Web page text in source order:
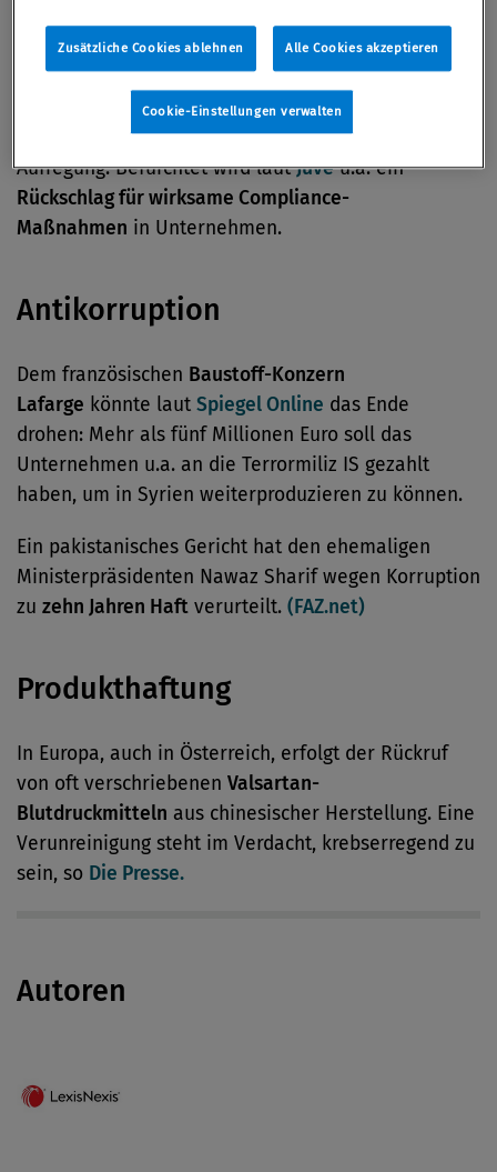
Compliance-Testeiner Anwaltskanzlei zum
Mitmachen.
Ein aktuelles Urteil des Verfassungsgerichtshofs in
Deutschland sorgt unter Anwaltskanzleien für
Aufregung. Befürchtet wird lautJuveu.a. ein
Rückschlag für wirksame Compliance-
Maßnahmen in Unternehmen.
Antikorruption
Dem französischen Baustoff-Konzern
Lafarge könnte laut Spiegel Online das Ende
drohen: Mehr als fünf Millionen Euro soll das
Unternehmen u.a. an die Terrormiliz IS gezahlt
haben, um in Syrien weiterproduzieren zu können.
Ein pakistanisches Gericht hat den ehemaligen
Ministerpräsidenten Nawaz Sharif wegen Korruption
zu zehn Jahren Haft verurteilt. (FAZ.net)
Produkthaftung
In Europa, auch in Österreich, erfolgt der Rückruf
von oft verschriebenen Valsartan-
Blutdruckmitteln aus chinesischer Herstellung. Eine
Verunreinigung steht im Verdacht, krebserregend zu
sein, so Die Presse.
Autoren
Zusätzliche Cookies ablehnen Alle Cookies akzeptieren
Cookie-Einstellungen verwalten